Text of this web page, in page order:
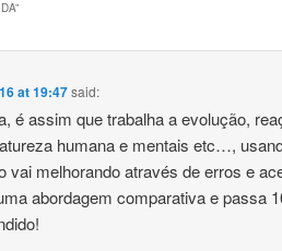
”
at 19:47said:
é assim que trabalha a evolução,
humana e mentais etc…,
vai melhorando através de erros e
abordagem comparativa e passa